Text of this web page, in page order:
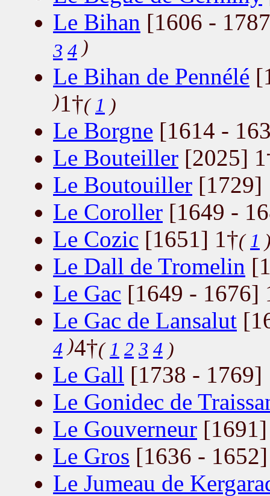
Le Bihan [1606 -
3 4)
Le Bihan de Pennélé
)1†( 1 )
Le Borgne [1614 -
Le Bouteiller [2025]
Le Boutouiller [1729]
Le Coroller [1649 -
Le Cozic [1651] 1†( 1
Le Dall de Tromelin
Le Gac [1649 - 1676]
Le Gac de Lansalut
4)4†( 1 2 3 4 )
Le Gall [1738 - 1769]
Le Gonidec de
Le Gouverneur
Le Gros [1636 -
Le Jumeau de